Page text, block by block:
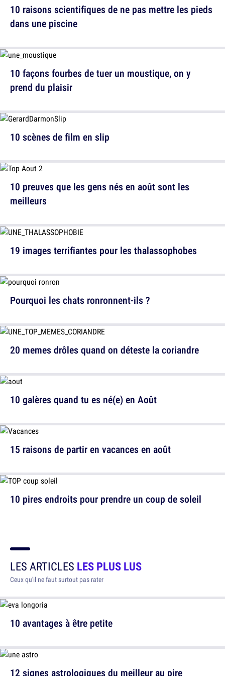
10 raisons scientifiques de ne pas mettre les pieds
dans une piscine
10 scènes de film en slip
19 images terrifiantes pour les thalassophobes
20 memes drôles quand on déteste la coriandre
15 raisons de partir en vacances en août
10 façons fourbes de tuer un moustique, on y
prend du plaisir
10 preuves que les gens nés en août sont les
meilleurs
Pourquoi les chats ronronnent-ils ?
10 galères quand tu es né(e) en Août
10 pires endroits pour prendre un coup de soleil
LES ARTICLES LES PLUS LUS
Ceux qu'il ne faut surtout pas rater
10 avantages à être petite
12 signes astrologiques du meilleur au pire